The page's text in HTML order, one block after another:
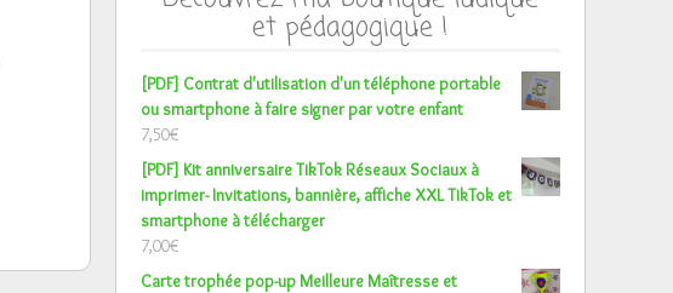
et pédagogique !
[PDF] Contrat d'utilisation d'un téléphone portable
ou smartphone à faire signer par votre enfant
7,50€
[PDF] Kit anniversaire TikTok Réseaux Sociaux à
imprimer- Invitations, bannière, affiche XXL TikTok et
smartphone à télécharger
7,00€
Carte trophée pop-up Meilleure Maîtresse et